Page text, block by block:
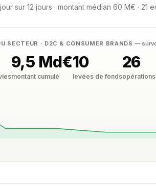
sur 12 jours · montant médian 60 M€ ·
SECTEUR · D2C & CONSUMER BRANDS—
9,5 Md€
montant cumulé
10
levées de fonds
26